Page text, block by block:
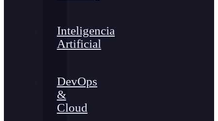
Inteligencia
Artificial
DevOps
&
Cloud